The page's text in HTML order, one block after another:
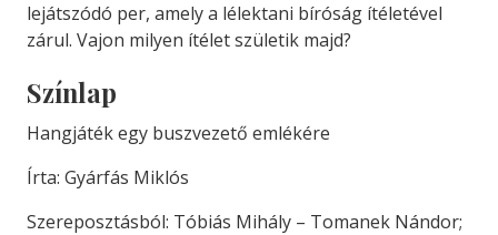
lejátszódó per, amely a lélektani bíróság ítéletével
zárul. Vajon milyen ítélet születik majd?
Színlap
Hangjáték egy buszvezető emlékére
Írta: Gyárfás Miklós
Szereposztásból: Tóbiás Mihály – Tomanek Nándor;